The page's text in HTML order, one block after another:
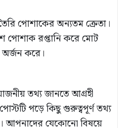
তৈরি পোশাকের অন্যতম ক্রেতা।
পোশাক রপ্তানি করে মোট
অর্জন করে।
তথ্য জানতে আগ্রহী
পড়ে কিছু গুরুত্বপূর্ণ তথ্য
আপনাদের যেকোনো বিষয়ে